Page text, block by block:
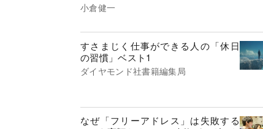
小倉健一
すさまじく仕事ができる人の「休日
の習慣」ベスト1
ダイヤモンド社書籍編集局
なぜ「フリーアドレス」は失敗する